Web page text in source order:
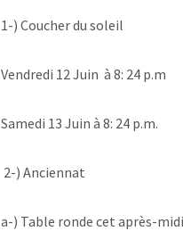
1-) Coucher du soleil
‪Vendredi 12 Juin à 8: 24 p.m ‬
‪Samedi 13 Juin à 8: 24 p.m.‬
‪ 2-) Anciennat
a-) Table ronde cet après-